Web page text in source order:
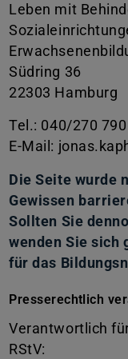
Leben mit
Südring 36
22303 Hamburg
Tel.: 040/270
E-Mail:
Die Seite wurde
Gewissen
Sollten Sie
wenden Sie sich
für das
Presserechtlich
Verantwortlich
RStV: